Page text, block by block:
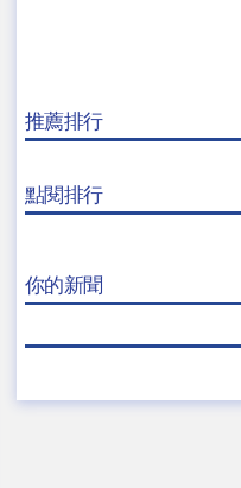
推薦排行
點閱排行
你的新聞